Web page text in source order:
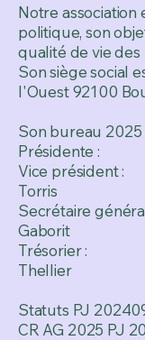
Notre association
politique, son
qualité de vie des
Son siège social
l'Ouest 92100
Son bureau 2025
Présidente :
Vice président
Torris
Secrétaire
Gaborit
Trésorier :
Thellier
Statuts PJ
CR AG 2025 PJ